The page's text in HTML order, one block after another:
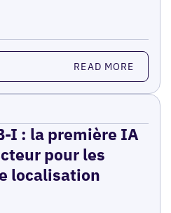
READ MORE
I : la première IA
pour les
localisation